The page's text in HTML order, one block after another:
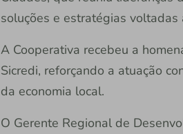
soluções e estratégias
A Cooperativa recebeu a
Sicredi, reforçando a atuação
da economia local.
O Gerente Regional de